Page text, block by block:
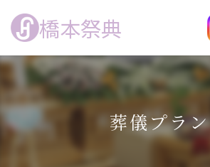
橋本祭典
葬儀プラン